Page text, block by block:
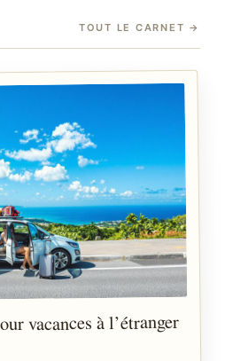
TOUT LE CARNET →
vacances à l’étranger